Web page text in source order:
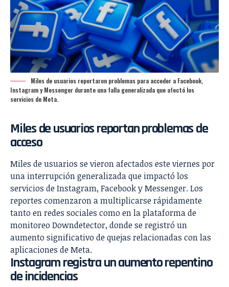
Miles de usuarios reportaron problemas para acceder a Facebook,
Instagram y Messenger durante una falla generalizada que afectó los
servicios de Meta.
Miles de usuarios reportan problemas de
acceso
Miles de usuarios se vieron afectados este viernes por
una interrupción generalizada que impactó los
servicios de Instagram, Facebooky Messenger. Los
reportes comenzaron a multiplicarse rápidamente
tanto en redes sociales como en la plataforma de
monitoreo Downdetector, donde se registró un
aumento significativo de quejas relacionadas con las
aplicaciones de Meta.
Instagram registra un aumento repentino
de incidencias